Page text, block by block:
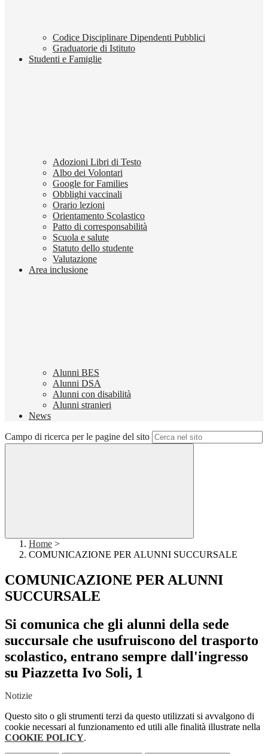
Codice Disciplinare Dipendenti Pubblici
Graduatorie di Istituto
Studenti e Famiglie
Adozioni Libri di Testo
Albo dei Volontari
Google for Families
Obblighi vaccinali
Orario lezioni
Orientamento Scolastico
Patto di corresponsabilità
Scuola e salute
Statuto dello studente
Valutazione
Area inclusione
Alunni BES
Alunni DSA
Alunni con disabilità
Alunni stranieri
News
Campo di ricerca per le pagine del sito
Home >
COMUNICAZIONE PER ALUNNI SUCCURSALE
COMUNICAZIONE PER ALUNNI
SUCCURSALE
Si comunica che gli alunni della sede
succursale che usufruiscono del trasporto
scolastico, entrano sempre dall'ingresso
su Piazzetta Ivo Soli, 1
Notizie
Questo sito o gli strumenti terzi da questo utilizzati si avvalgono di
cookie necessari al funzionamento ed utili alle finalità illustrate nella
COOKIE POLICY.